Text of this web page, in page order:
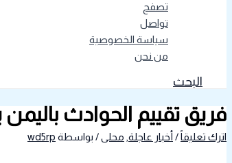
تصفح
تواصل
سياسة الخصوصية
من نحن
البحث
فريق تقييم الحوادث
اترك تعليقاً/ أخبار عاجلة محلى/ بواسطة wd5rp